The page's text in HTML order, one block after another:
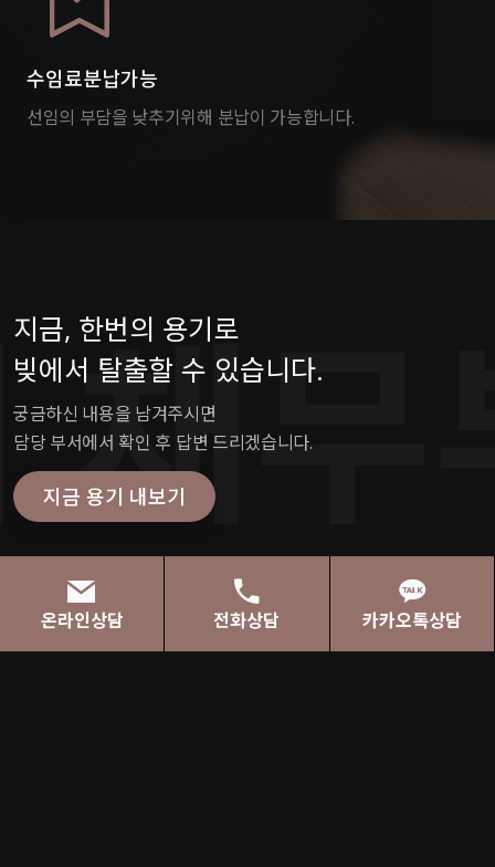
수임료분납가능
선임의 부담을 낮추기위해 분납이 가능합니다.
무
지금, 한번의 용기로
빚에서 탈출할 수 있습니다.
궁금하신 내용을 남겨주시면
담당 부서에서 확인 후 답변 드리겠습니다.
지금 용기 내보기
온라인상담 전화상담 카카오톡상담